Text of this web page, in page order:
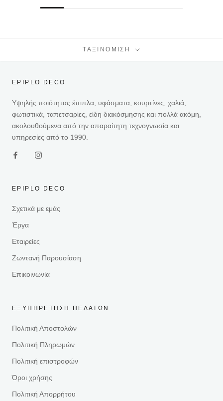
ΤΑΞΙΝΌΜΙΣΗ
EPIPLO DECO
Υψηλής ποιότητας έπιπλα, υφάσματα, κουρτίνες, χαλιά,
φωτιστικά, ταπετσαρίες, είδη διακόσμησης και πολλά ακόμη,
ακολουθούμενα από την απαραίτητη τεχνογνωσία και
υπηρεσίες από το 1990.
EPIPLO DECO
Σχετικά με εμάς
Έργα
Εταιρείες
Ζωντανή Παρουσίαση
Επικοινωνία
ΕΞΥΠΗΡΕΤΗΣΗ ΠΕΛΑΤΩΝ
Πολιτική Αποστολών
Πολιτική Πληρωμών
Πολιτική επιστροφών
Όροι χρήσης
Πολιτική Απορρήτου